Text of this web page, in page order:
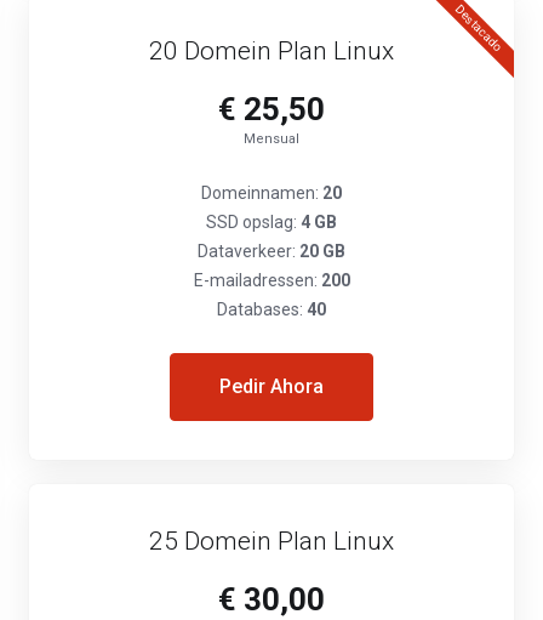
Destacado
20 Domein Plan Linux
€ 25,50
Mensual
Domeinnamen: 20
SSD opslag: 4 GB
Dataverkeer: 20 GB
E-mailadressen: 200
Databases: 40
Pedir Ahora
25 Domein Plan Linux
€ 30,00